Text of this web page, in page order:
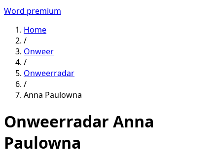
Word premium
Home
/
Onweer
/
Onweerradar
/
Anna Paulowna
Onweerradar Anna
Paulowna